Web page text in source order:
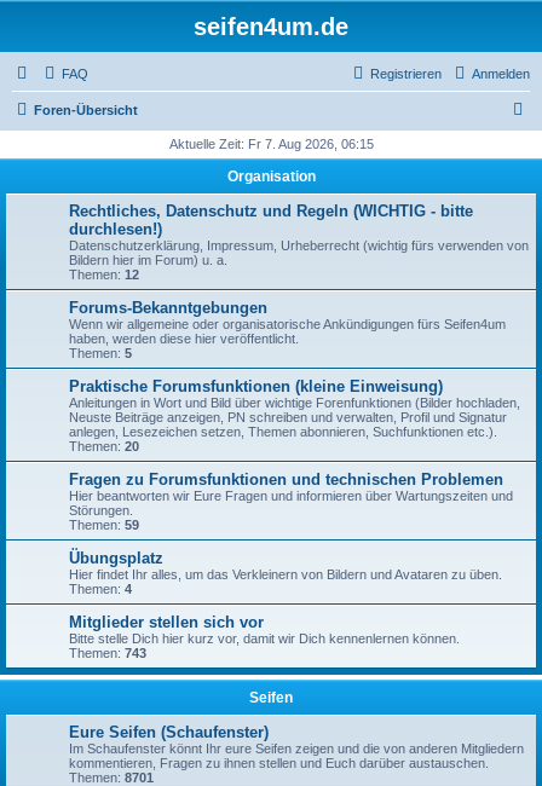
seifen4um.de
FAQ Anmelden
Registrieren
Foren-Übersicht
h
Aktuelle Zeit: Fr 7. Aug 2026, 06:15
Organisation
Rechtliches, Datenschutz und Regeln (WICHTIG - bitte
durchlesen!)
Datenschutzerklärung, Impressum, Urheberrecht (wichtig fürs verwenden von
Bildern hier im Forum) u. a.
Themen: 12
Forums-Bekanntgebungen
Wenn wir allgemeine oder organisatorische Ankündigungen fürs Seifen4um
haben, werden diese hier veröffentlicht.
Themen: 5
Praktische Forumsfunktionen (kleine Einweisung)
Anleitungen in Wort und Bild über wichtige Forenfunktionen (Bilder hochladen,
Neuste Beiträge anzeigen, PN schreiben und verwalten, Profil und Signatur
anlegen, Lesezeichen setzen, Themen abonnieren, Suchfunktionen etc.).
Themen: 20
Fragen zu Forumsfunktionen und technischen Problemen
Hier beantworten wir Eure Fragen und informieren über Wartungszeiten und
Störungen.
Themen: 59
Übungsplatz
Hier findet Ihr alles, um das Verkleinern von Bildern und Avataren zu üben.
Themen: 4
Mitglieder stellen sich vor
Bitte stelle Dich hier kurz vor, damit wir Dich kennenlernen können.
Themen: 743
Seifen
Eure Seifen (Schaufenster)
Im Schaufenster könnt Ihr eure Seifen zeigen und die von anderen Mitgliedern
kommentieren, Fragen zu ihnen stellen und Euch darüber austauschen.
Themen: 8701